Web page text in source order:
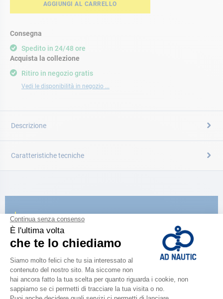
AGGIUNGI AL CARRELLO
Consegna
Spedito in 24/48 ore
Ritiro in negozio gratis
Vedi le disponibilità in negozio ...
Acquista la collezione
Descrizione
Caratteristiche tecniche
CATALOGARE
Scopri la
nuova guida AD 2026
SFOGLIA IL CATALOGO